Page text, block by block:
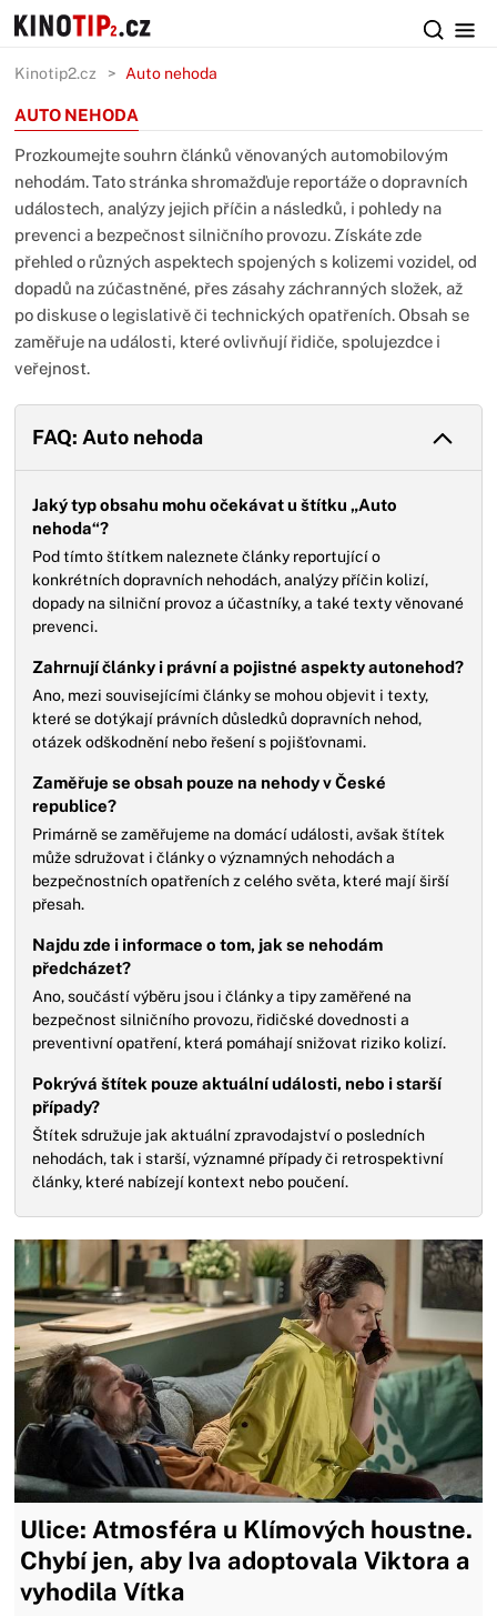
Kinotip2.cz Auto nehoda
AUTO NEHODA
Prozkoumejte souhrn článků věnovaných automobilovým
nehodám. Tato stránka shromažďuje reportáže o dopravních
událostech, analýzy jejich příčin a následků, i pohledy na
prevenci a bezpečnost silničního provozu. Získáte zde
přehled o různých aspektech spojených s kolizemi vozidel, od
dopadů na zúčastněné, přes zásahy záchranných složek, až
po diskuse o legislativě či technických opatřeních. Obsah se
zaměřuje na události, které ovlivňují řidiče, spolujezdce i
veřejnost.
FAQ: Auto nehoda
Jaký typ obsahu mohu očekávat u štítku „Auto
nehoda“?
Pod tímto štítkem naleznete články reportující o
konkrétních dopravních nehodách, analýzy příčin kolizí,
dopady na silniční provoz a účastníky, a také texty věnované
prevenci.
Zahrnují články i právní a pojistné aspekty autonehod?
Ano, mezi souvisejícími články se mohou objevit i texty,
které se dotýkají právních důsledků dopravních nehod,
otázek odškodnění nebo řešení s pojišťovnami.
Zaměřuje se obsah pouze na nehody v České
republice?
Primárně se zaměřujeme na domácí události, avšak štítek
může sdružovat i články o významných nehodách a
bezpečnostních opatřeních z celého světa, které mají širší
přesah.
Najdu zde i informace o tom, jak se nehodám
předcházet?
Ano, součástí výběru jsou i články a tipy zaměřené na
bezpečnost silničního provozu, řidičské dovednosti a
preventivní opatření, která pomáhají snižovat riziko kolizí.
Pokrývá štítek pouze aktuální události, nebo i starší
případy?
Štítek sdružuje jak aktuální zpravodajství o posledních
nehodách, tak i starší, významné případy či retrospektivní
články, které nabízejí kontext nebo poučení.
Ulice: Atmosféra u Klímových houstne.
Chybí jen, aby Iva adoptovala Viktora a
vyhodila Vítka